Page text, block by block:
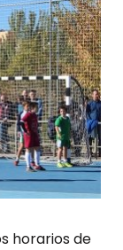
horarios de